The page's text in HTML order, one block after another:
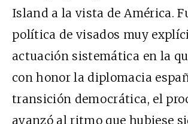
Island a la vista de América.
política de visados muy
actuación sistemática en la
con honor la diplomacia
transición democrática, el
avanzó al ritmo que hubiese